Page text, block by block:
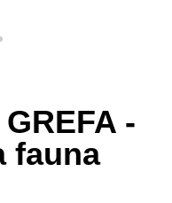
-
fauna